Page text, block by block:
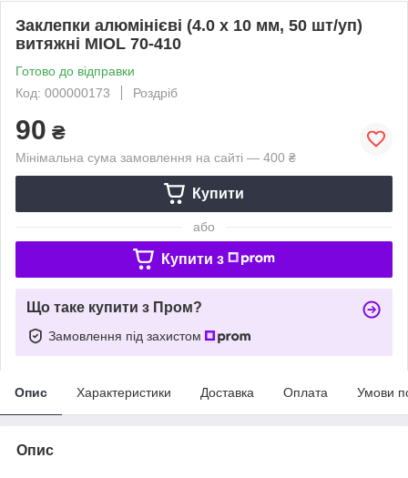
Заклепки алюмінієві (4.0 х 10 мм, 50 шт/уп)
витяжні MIOL 70-410
Готово до відправки
Код: 000000173
Роздріб
90 ₴
Мінімальна сума замовлення на сайті — 400 ₴
Купити
або
Купити з
Що таке купити з Пром?
Замовлення під захистом
Опис Характеристики Доставка Оплата Умови
Опис